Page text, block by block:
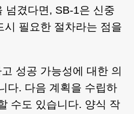
넘겼다면, SB-1은 신중
필요한 절차라는 점을
성공 가능성에 대한 의
다. 다음 계획을 수립하
수도 있습니다. 양식 작